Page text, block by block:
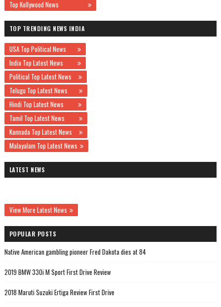
Top Kollywood News
TOP TRENDING NEWS INDIA
USA Top Political News
India Top Latest News
Political Top Latest News
Telugu Top Latest News
Hindi Top Latest News
Tamil Top Latest News
Kannada Top Latest News
Malayalam Top Latest News
LATEST NEWS
View More Latest News
POPULAR POSTS
Native American gambling pioneer Fred Dakota dies at 84
2019 BMW 330i M Sport First Drive Review
2018 Maruti Suzuki Ertiga Review First Drive